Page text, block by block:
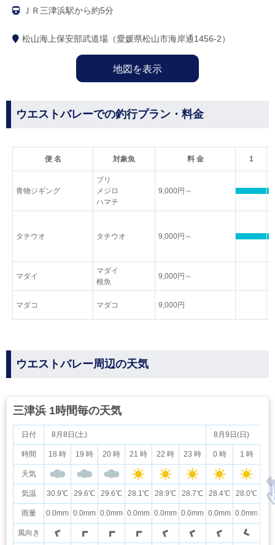
ＪＲ三津浜駅から約5分
松山海上保安部武道場（愛媛県松山市海岸通1456-2）
地図を表示
ウエストバレーでの釣行プラン・料金
便 名 対象魚 料 金 1
青物ジギング
ブリ
メジロ
ハマチ
9,000円～
タチウオ タチウオ 9,000円～
マダイ
マダイ
根魚
9,000円～
マダコ マダコ 9,000円
ウエストバレー周辺の天気
三津浜 1時間毎の天気
日付
時間
天気
気温
雨量
風向き
8月8日(土) 8月9日(日)
18 時 19 時 20 時 21 時 22 時 23 時 0 時 1 時
30.9℃ 29.6℃ 29.6℃ 28.1℃ 28.9℃ 28.7℃ 28.4℃ 28.0℃
0.0mm 0.0mm 0.0mm 0.0mm 0.0mm 0.0mm 0.0mm 0.0mm